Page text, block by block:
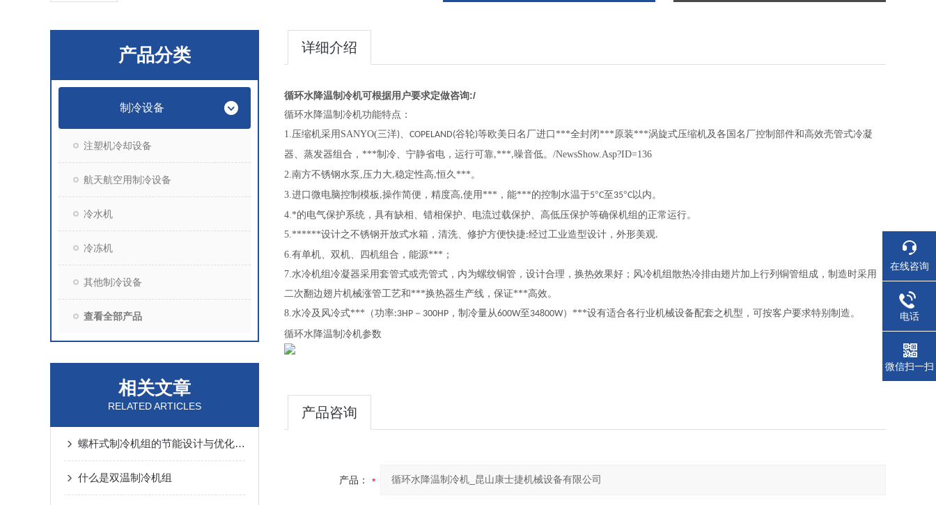
产品分类
制冷设备
注塑机冷却设备
航天航空用制冷设备
冷水机
冷冻机
其他制冷设备
查看全部产品
相关文章
RELATED ARTICLES
螺杆式制冷机组的节能设计与优化策略
什么是双温制冷机组
详细介绍
循环水降温制冷机可根据用户要求定做咨询:/
循环水降温制冷机功能特点：
1.压缩机采用 SANYO(三洋)、 COPELAND(谷轮)等欧美日名厂进口***全封闭***原装***涡旋式压缩机及各国名厂控制部件和高效壳管式冷凝
器、蒸发器组合，***制冷、宁静省电，运行可靠,***,噪音低。/NewsShow.Asp?ID=136
2.南方不锈钢水泵 ,压力大,稳定性高,恒久***。
3.进口微电脑控制模板 ,操作简便，精度高,使用***，能***的控制水温于5°C至 35°C以内。
4.*的电气保护系统，具有缺相、错相保护、电流过载保护、高低压保护等确保机组的正常运行。
5.******设计之不锈钢开放式水箱，清洗、修护方便快捷:经过工业造型设计，外形美观.
6.有单机、双机、四机组合，能源***；
7.水冷机组冷凝器采用套管式或壳管式，内为螺纹铜管，设计合理，换热效果好；风冷机组散热冷排由翅片加上行列铜管组成，制造时采用
二次翻边翅片机械涨管工艺和***换热器生产线，保证***高效。
8.水冷及风冷式***（功率:3HP － 300HP ，制冷量从600W至 34800W）***设有适合各行业机械设备配套之机型，可按客户要求特别制造。
循环水降温制冷机参数
产品咨询
产品：
在线咨询
电话
微信扫一扫